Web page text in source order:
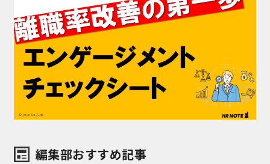
編集部おすすめ記事